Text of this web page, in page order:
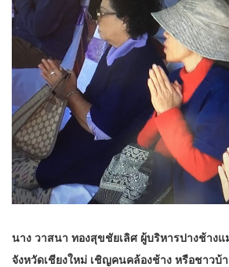
นาง วาสนา ทองสุขชัยเลิศ ผู้บริหารปางช้างแ
จังหวัดเชียงใหม่ เชิญคนคล้องช้าง หรือชาวบ้